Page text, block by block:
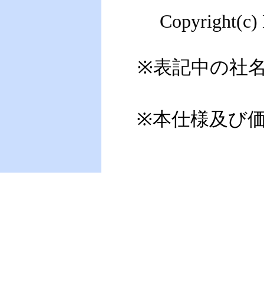
Copyright(c)
※表記中の社
※本仕様及び